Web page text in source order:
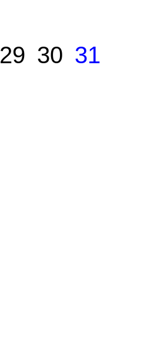
29 30 31